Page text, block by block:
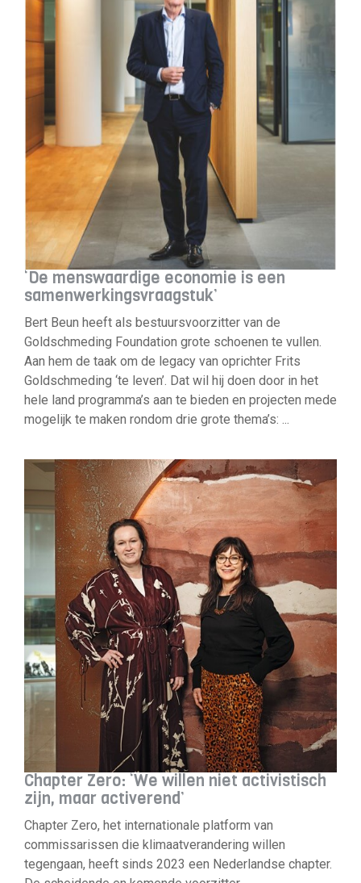
‘De menswaardige economie is een
samenwerkingsvraagstuk’
Bert Beun heeft als bestuursvoorzitter van de
Goldschmeding Foundation grote schoenen te vullen.
Aan hem de taak om de legacy van oprichter Frits
Goldschmeding ‘te leven’. Dat wil hij doen door in het
hele land programma’s aan te bieden en projecten mede
mogelijk te maken rondom drie grote thema’s: ...
Chapter Zero: ‘We willen niet activistisch
zijn, maar activerend’
Chapter Zero, het internationale platform van
commissarissen die klimaatverandering willen
tegengaan, heeft sinds 2023 een Nederlandse chapter.